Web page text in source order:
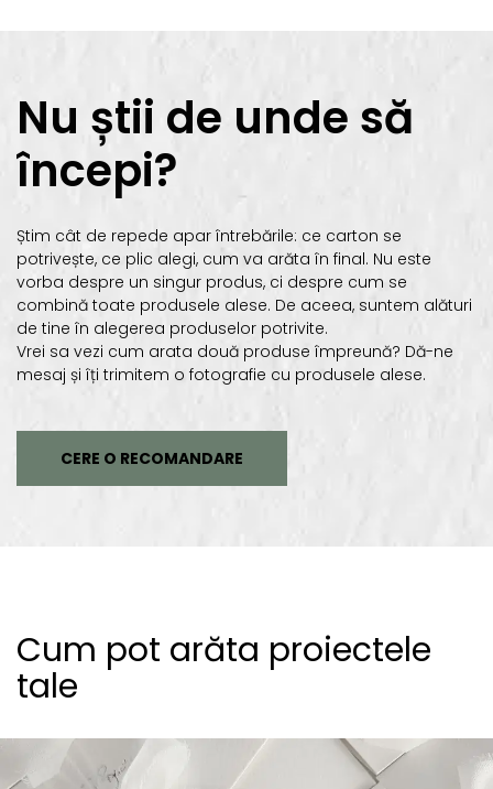
Nu știi de unde să
începi?
Știm cât de repede apar întrebările: ce carton se
potrivește, ce plic alegi, cum va arăta în final. Nu este
vorba despre un singur produs, ci despre cum se
combină toate produsele alese. De aceea, suntem alături
de tine în alegerea produselor potrivite.
Vrei sa vezi cum arata două produse împreună? Dă-ne
mesaj și îți trimitem o fotografie cu produsele alese.
CERE O RECOMANDARE
Cum pot arăta proiectele
tale